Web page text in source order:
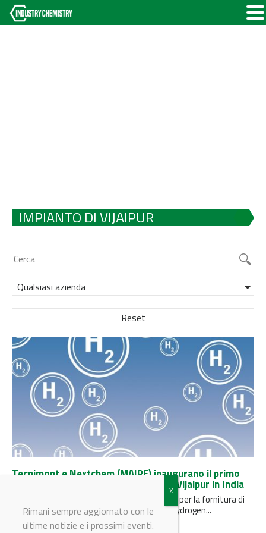
IMPIANTO DI VIJAIPUR
Qualsiasi azienda
Reset
Tecnimont e Nextchem (MAIRE) inaugurano il primo
impianto di idrogeno verde di GAIL a Vijaipur in India
L'avvio dell'impianto è un passo importante per la fornitura di
energia pulita in India, in linea con la Green Hydrogen...
Rimani sempre aggiornato con le
ultime notizie e i prossimi eventi.